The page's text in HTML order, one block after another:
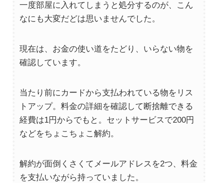
一度部屋に入れてしまうと処分するのが、こん
なにも大変だどは思いませんでした。
現在は、お金の使い道をたどり、いらない物を
確認しています。
当たり前にカードから支払われている物をリス
トアップ。料金の詳細を確認して断捨離できる
経費は1円からでもと。セットサービスで200円
などをちょこちょこ解約。
解約が面倒くさくてメールアドレスを2つ、料金
を支払いながら持っていました。